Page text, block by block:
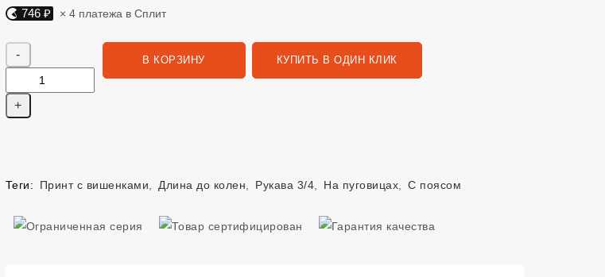
Яндекс Сплит. 746 руб, 4 платежа в Сплит
746 ₽ × 4 платежа в Сплит
В КОРЗИНУ КУПИТЬ В ОДИН КЛИК
Теги: Принт с вишенками Длина до колен Рукава 3/4 На пуговицах С поясом